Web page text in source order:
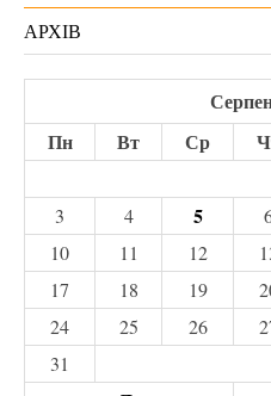
АРХІВ
Пн
Вт Ср
3
4 5
10
11 12
17
18 19
24
25 26
31